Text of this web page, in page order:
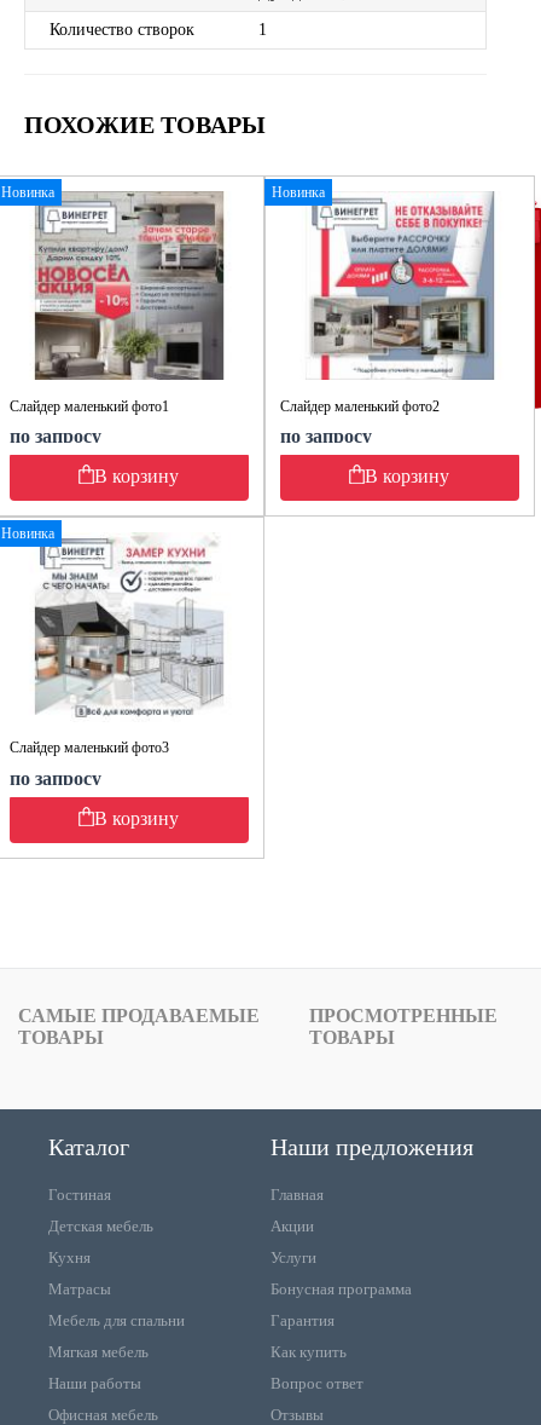
Количество створок 1
ПОХОЖИЕ ТОВАРЫ
Новинка
Слайдер маленький фото1
по запросу
В корзину
Новинка
Слайдер маленький фото2
по запросу
В корзину
Новинка
Слайдер маленький фото3
по запросу
В корзину
САМЫЕ ПРОДАВАЕМЫЕ
ТОВАРЫ
ПРОСМОТРЕННЫЕ
ТОВАРЫ
Каталог
Гостиная
Детская мебель
Кухня
Матрасы
Мебель для спальни
Мягкая мебель
Наши работы
Офисная мебель
Наши предложения
Главная
Акции
Услуги
Бонусная программа
Гарантия
Как купить
Вопрос ответ
Отзывы